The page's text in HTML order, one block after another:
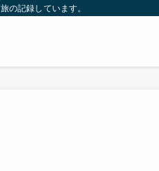
の記録しています。